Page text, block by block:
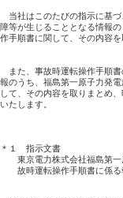
当社はこのたびの指示に基づ
障等が生じることとなる情報
作手順書に関して、その内容
また、事故時運転操作手順
報のうち、福島第一原子力発
して、その内容を取りまとめ
いたします。
以
＊１　指示文書
東京電力株式会社福島第一
故時運転操作手順書に係る
（平成23・